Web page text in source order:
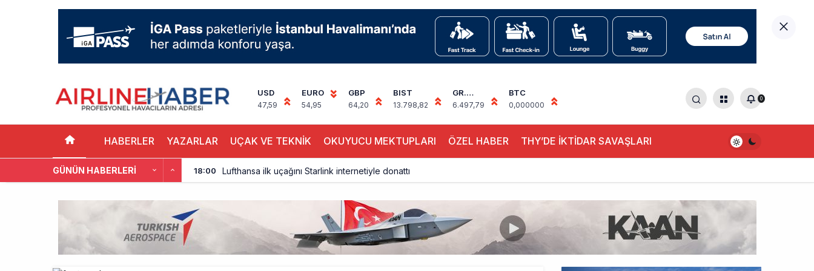
USD
47,59
EURO
54,95
GBP
64,20
BIST
13.798,82
GR.
ALTIN
6.497,79
BTC
0,000000
0
HABERLER YAZARLAR UÇAK VE TEKNİK OKUYUCU MEKTUPLARI ÖZEL HABER THY’DE İKTİDAR SAVAŞLARI
GÜNÜN HABERLERI 18:00 Lufthansa ilk uçağını Starlink internetiyle donattı
British Airways A380 seferlerini yüzde 28 azaltıyor
Çiti aştı, bakım uçağına girdi: Uyurken yakalandı